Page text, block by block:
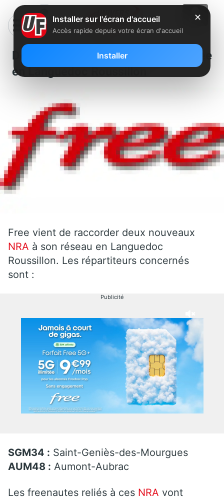
Deux nouveaux NRA dégroupés Free
en Languedoc Roussillon
Free vient de raccorder deux nouveaux
NRA à son réseau en Languedoc
Roussillon. Les répartiteurs concernés
sont :
Publicité
SGM34 : Saint-Geniès-des-Mourgues
AUM48 : Aumont-Aubrac
Les freenautes reliés à ces NRA vont
✕
Installer sur l'écran d'accueil
Accès rapide depuis votre écran d'accueil
Installer